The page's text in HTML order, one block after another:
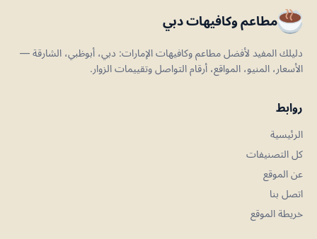
مطاعم وكافيهات دبي
دليلك المفيد لأفضل مطاعم وكافيهات الإمارات: دبي، أبوظبي، الشارقة —
الأسعار، المنيو، المواقع، أرقام التواصل وتقييمات الزوار.
روابط
الرئيسية
كل التصنيفات
عن الموقع
اتصل بنا
خريطة الموقع